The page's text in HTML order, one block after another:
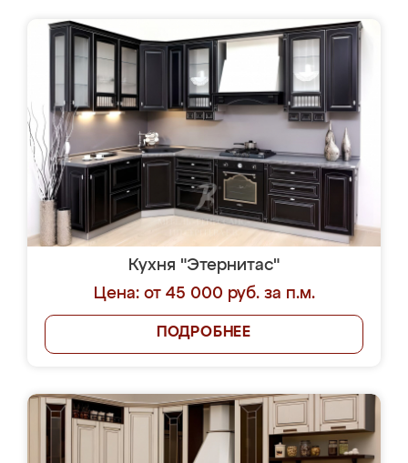
Кухня "Этернитас"
Цена: от 45 000 руб. за п.м.
ПОДРОБНЕЕ